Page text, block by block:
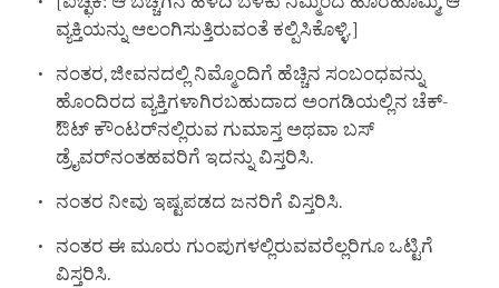
ವ್ಯಕ್ತಿಯನ್ನು ಆಲಂಗಿಸುತ್ತಿರುವಂತೆ ಕಲ್ಪಿಸಿಕೊಳ್ಳಿ.]
ನಂತರ, ಜೀವನದಲ್ಲಿ ನಿಮ್ಮೊಂದಿಗೆ ಹೆಚ್ಚಿನ ಸಂಬಂಧವನ್ನು
ಹೊಂದಿರದ ವ್ಯಕ್ತಿಗಳಾಗಿರಬಹುದಾದ ಅಂಗಡಿಯಲ್ಲಿನ ಚೆಕ್-
ಔಟ್ ಕೌಂಟರ್‌ನಲ್ಲಿರುವ ಗುಮಾಸ್ತ ಅಥವಾ ಬಸ್
ಡ್ರೈವರ್‌ನಂತಹವರಿಗೆ ಇದನ್ನು ವಿಸ್ತರಿಸಿ.
ನಂತರ ನೀವು ಇಷ್ಟಪಡದ ಜನರಿಗೆ ವಿಸ್ತರಿಸಿ.
ನಂತರ ಈ ಮೂರು ಗುಂಪುಗಳಲ್ಲಿರುವವರೆಲ್ಲರಿಗೂ ಒಟ್ಟಿಗೆ
ವಿಸ್ತರಿಸಿ.